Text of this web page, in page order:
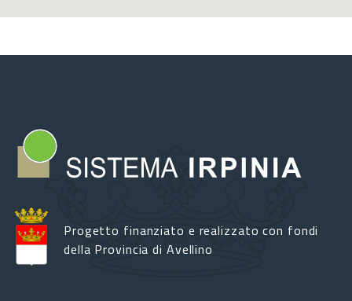
Progetto finanziato e realizzato con fondi
della Provincia di Avellino